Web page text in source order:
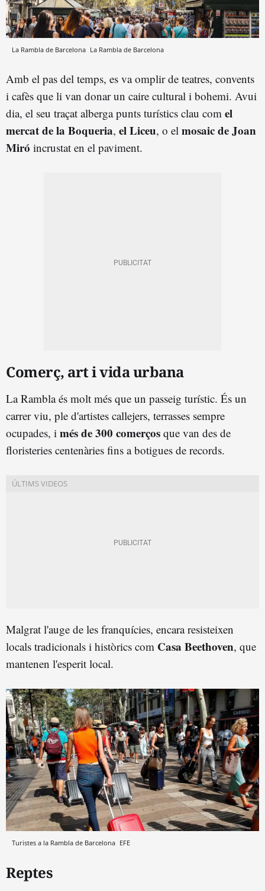
La Rambla de Barcelona La Rambla de Barcelona
Amb el pas del temps, es va omplir de teatres, convents
i cafès que li van donar un caire cultural i bohemi. Avui
dia, el seu traçat alberga punts turístics clau com el
mercat de la Boqueria, el Liceu, o el mosaic de Joan
Miró incrustat en el paviment.
Comerç, art i vida urbana
La Rambla és molt més que un passeig turístic. És un
carrer viu, ple d'artistes callejers, terrasses sempre
ocupades, i més de 300 comerços que van des de
floristeries centenàries fins a botigues de records.
Malgrat l'auge de les franquícies, encara resisteixen
locals tradicionals i històrics com Casa Beethoven, que
mantenen l'esperit local.
Turistes a la Rambla de Barcelona EFE
Reptes